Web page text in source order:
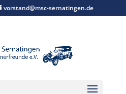
vorstand@msc-sernatingen.de